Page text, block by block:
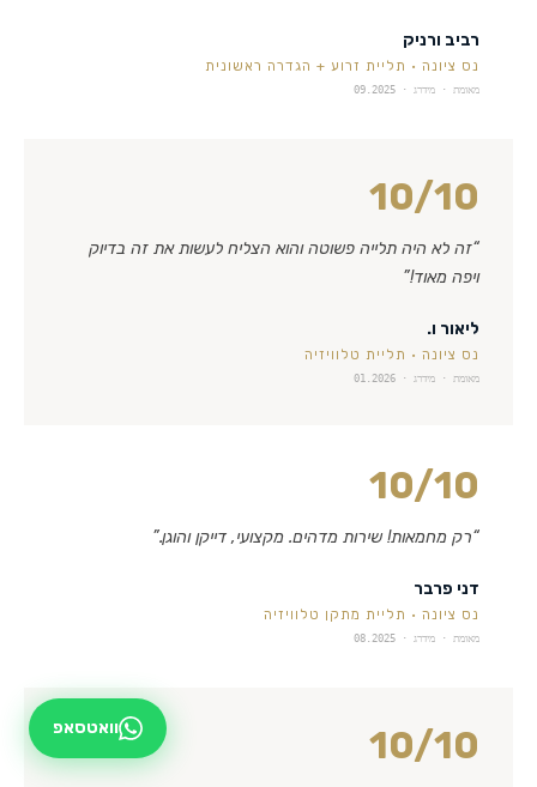
רביב ורניק
נס ציונה · תליית זרוע + הגדרה ראשונית
מאומת · מידרג · 09.2025
10/10
“זה לא היה תלייה פשוטה והוא הצליח לעשות את זה בדיוק
ויפה מאוד!”
ליאור ו.
נס ציונה · תליית טלוויזיה
מאומת · מידרג · 01.2026
10/10
“רק מחמאות! שירות מדהים. מקצועי, דייקן והוגן.”
דני פרבר
נס ציונה · תליית מתקן טלוויזיה
מאומת · מידרג · 08.2025
10/10 וואטסאפ